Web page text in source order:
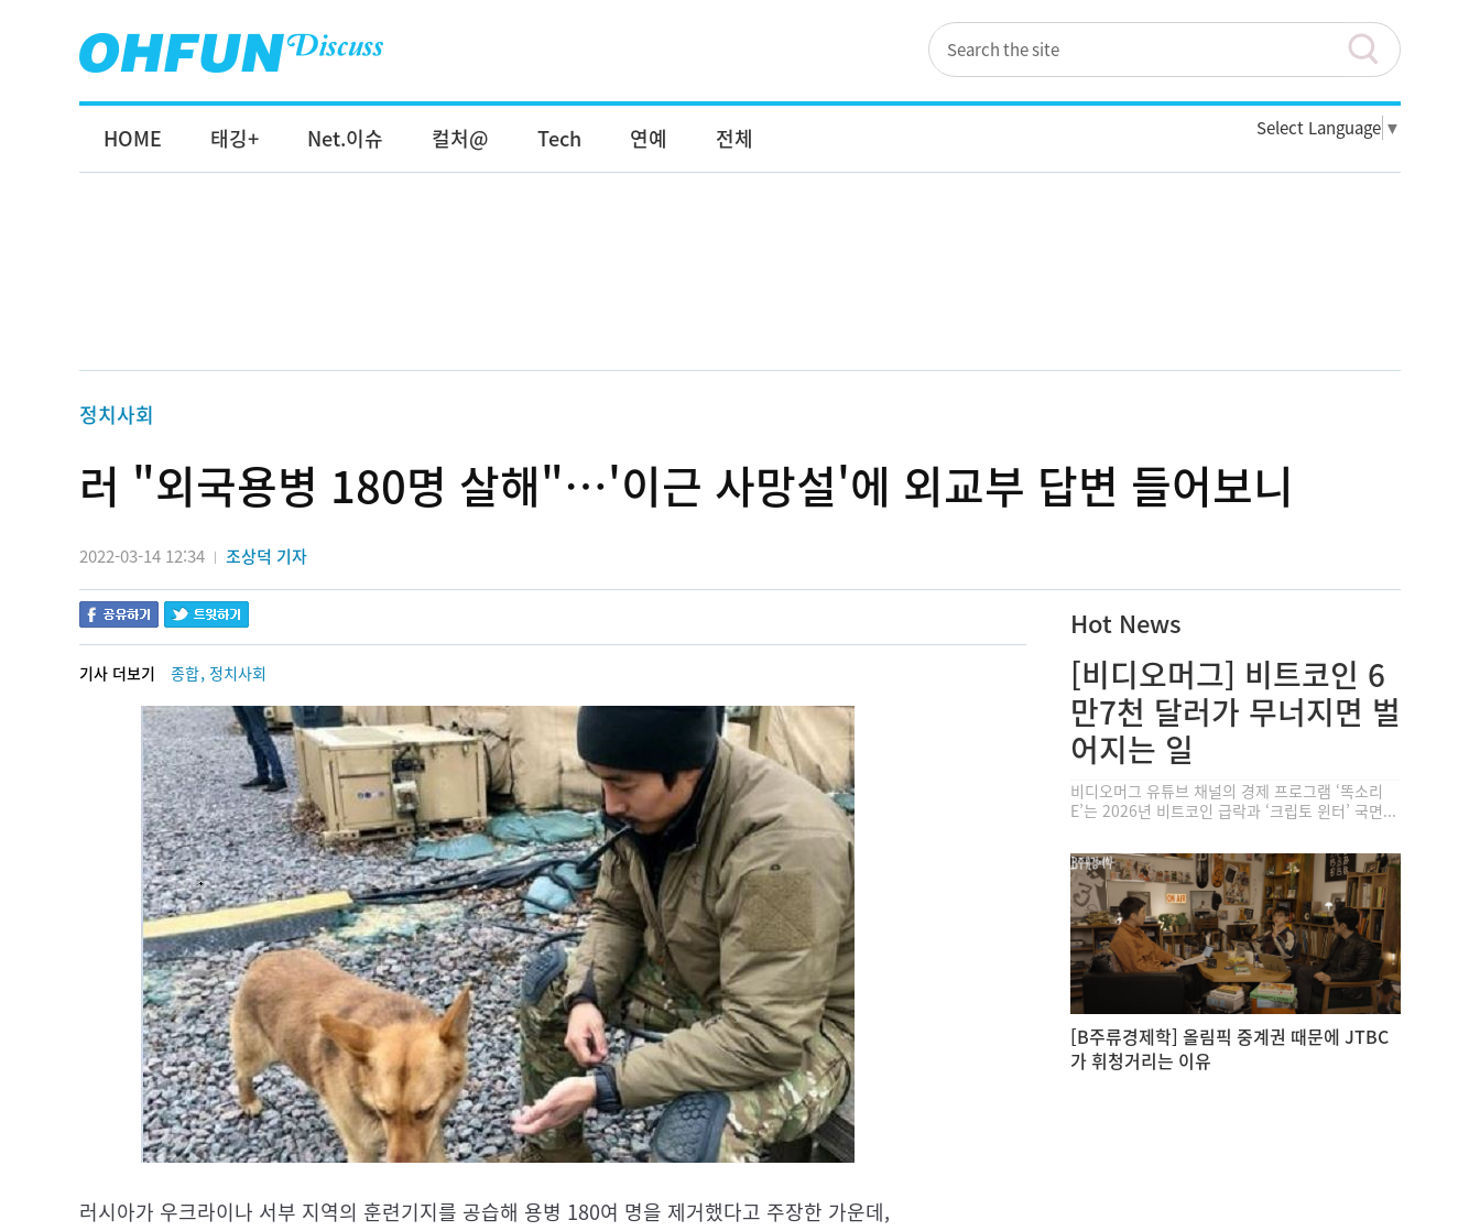
HOME 태깅+ Net.이슈 컬처@ Tech 연예 전체 Select Language ▼
정치사회
러 "외국용병 180명 살해"…'이근 사망설'에 외교부 답변 들어보니
2022-03-14 12:34 | 조상덕 기자
기사 더보기 종합, 정치사회
러시아가 우크라이나 서부 지역의 훈련기지를 공습해 용병 180여 명을 제거했다고 주장한 가운데,
Hot News
[비디오머그] 비트코인 6
만7천 달러가 무너지면 벌
어지는 일
비디오머그 유튜브 채널의 경제 프로그램 ‘똑소리
E’는 2026년 비트코인 급락과 ‘크립토 윈터’ 국면...
[B주류경제학] 올림픽 중계권 때문에 JTBC
가 휘청거리는 이유